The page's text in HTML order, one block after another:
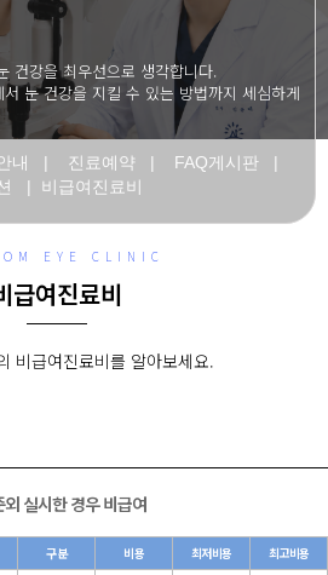
건강을 최우선으로 생각합니다.
눈 건강을 지킬 수 있는 방법까지 세심하게
내 | 진료예약 | FAQ게시판 |
| 비급여진료비
EYE CLINIC
급여진료비
비급여진료비를 알아보세요.
실시한 경우 비급여
구분 비용 최저비용
최고비용